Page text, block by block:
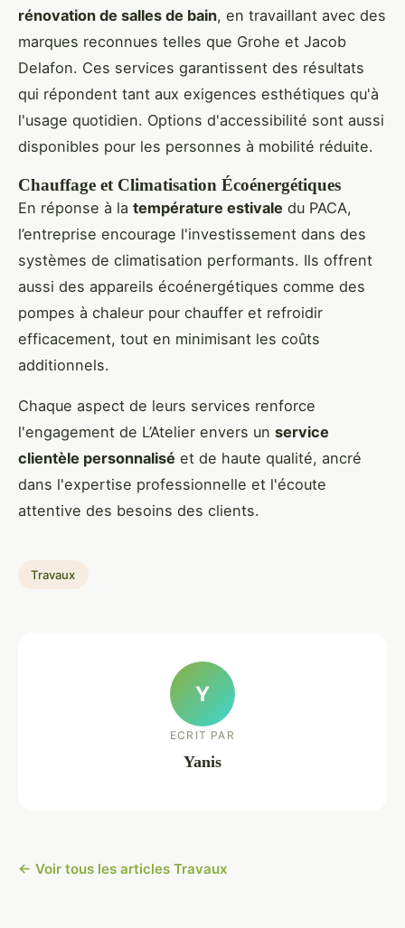
rénovation de salles de bain, en travaillant avec des
marques reconnues telles que Grohe et Jacob
Delafon. Ces services garantissent des résultats
qui répondent tant aux exigences esthétiques qu'à
l'usage quotidien. Options d'accessibilité sont aussi
disponibles pour les personnes à mobilité réduite.
Chauffage et Climatisation Écoénergétiques
En réponse à la température estivale du PACA,
l’entreprise encourage l'investissement dans des
systèmes de climatisation performants. Ils offrent
aussi des appareils écoénergétiques comme des
pompes à chaleur pour chauffer et refroidir
efficacement, tout en minimisant les coûts
additionnels.
Chaque aspect de leurs services renforce
l'engagement de L’Atelier envers un service
clientèle personnalisé et de haute qualité, ancré
dans l'expertise professionnelle et l'écoute
attentive des besoins des clients.
Travaux
Y
ECRIT PAR
Yanis
← Voir tous les articles Travaux